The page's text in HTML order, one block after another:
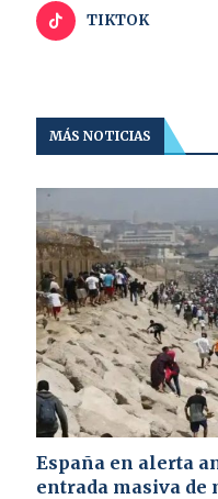
TIKTOK
MÁS NOTICIAS
España en alerta
entrada masiva de